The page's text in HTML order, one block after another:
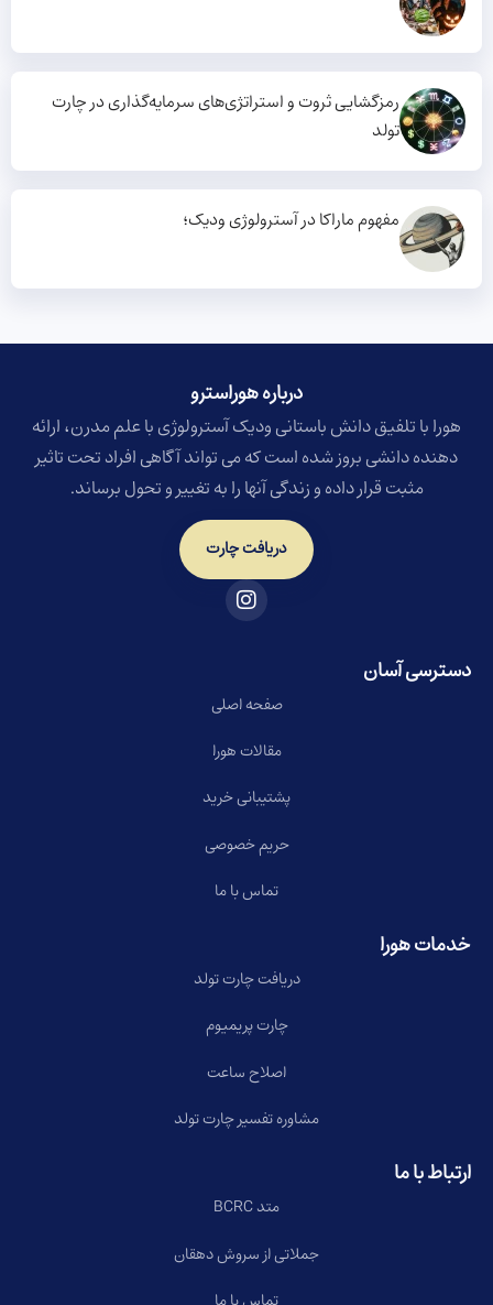
رمزگشایی ثروت و استراتژی‌های سرمایه‌گذاری در چارت
تولد
مفهوم ماراکا در آسترولوژی ودیک؛
درباره هوراسترو​
هورا با تلفیق دانش باستانی ودیک آسترولوژی با علم مدرن، ارائه
دهنده دانشی بروز شده است که می تواند آگاهی افراد تحت تاثیر
مثبت قرار داده و زندگی آنها را به تغییر و تحول برساند.
دریافت چارت
دسترسی آسان
صفحه اصلی
مقالات هورا
پشتیبانی خرید
حریم خصوصی
تماس با ما
خدمات هورا
دریافت چارت تولد
چارت پریمیوم
اصلاح ساعت
مشاوره تفسیر چارت تولد
ارتباط با ما
متد BCRC
جملاتی از سروش دهقان